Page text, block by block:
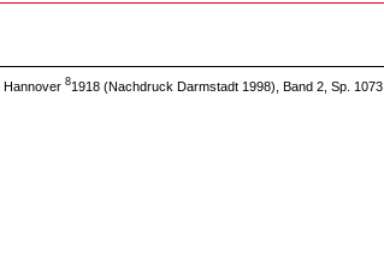
Hannover81918 (Nachdruck Darmstadt 1998), Band 2, Sp. 1073.